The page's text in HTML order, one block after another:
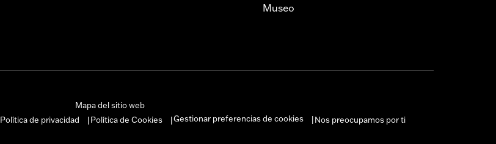
Museo
Mapa del sitio web
Política de privacidad Política de Cookies Gestionar preferencias de cookies Nos preocupamos por ti